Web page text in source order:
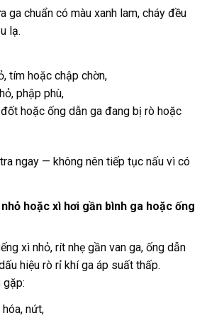
ga chuẩn có màu xanh lam, cháy đều
lạ.
tím hoặc chập chờn,
phập phù,
hoặc ống dẫn ga đang bị rò hoặc
ngay — không nên tiếp tục nấu vì có
hoặc xì hơi gần bình ga hoặc ống
xì nhỏ, rít nhẹ gần van ga, ống dẫn
hiệu rò rỉ khí ga áp suất thấp.
gặp:
nứt,